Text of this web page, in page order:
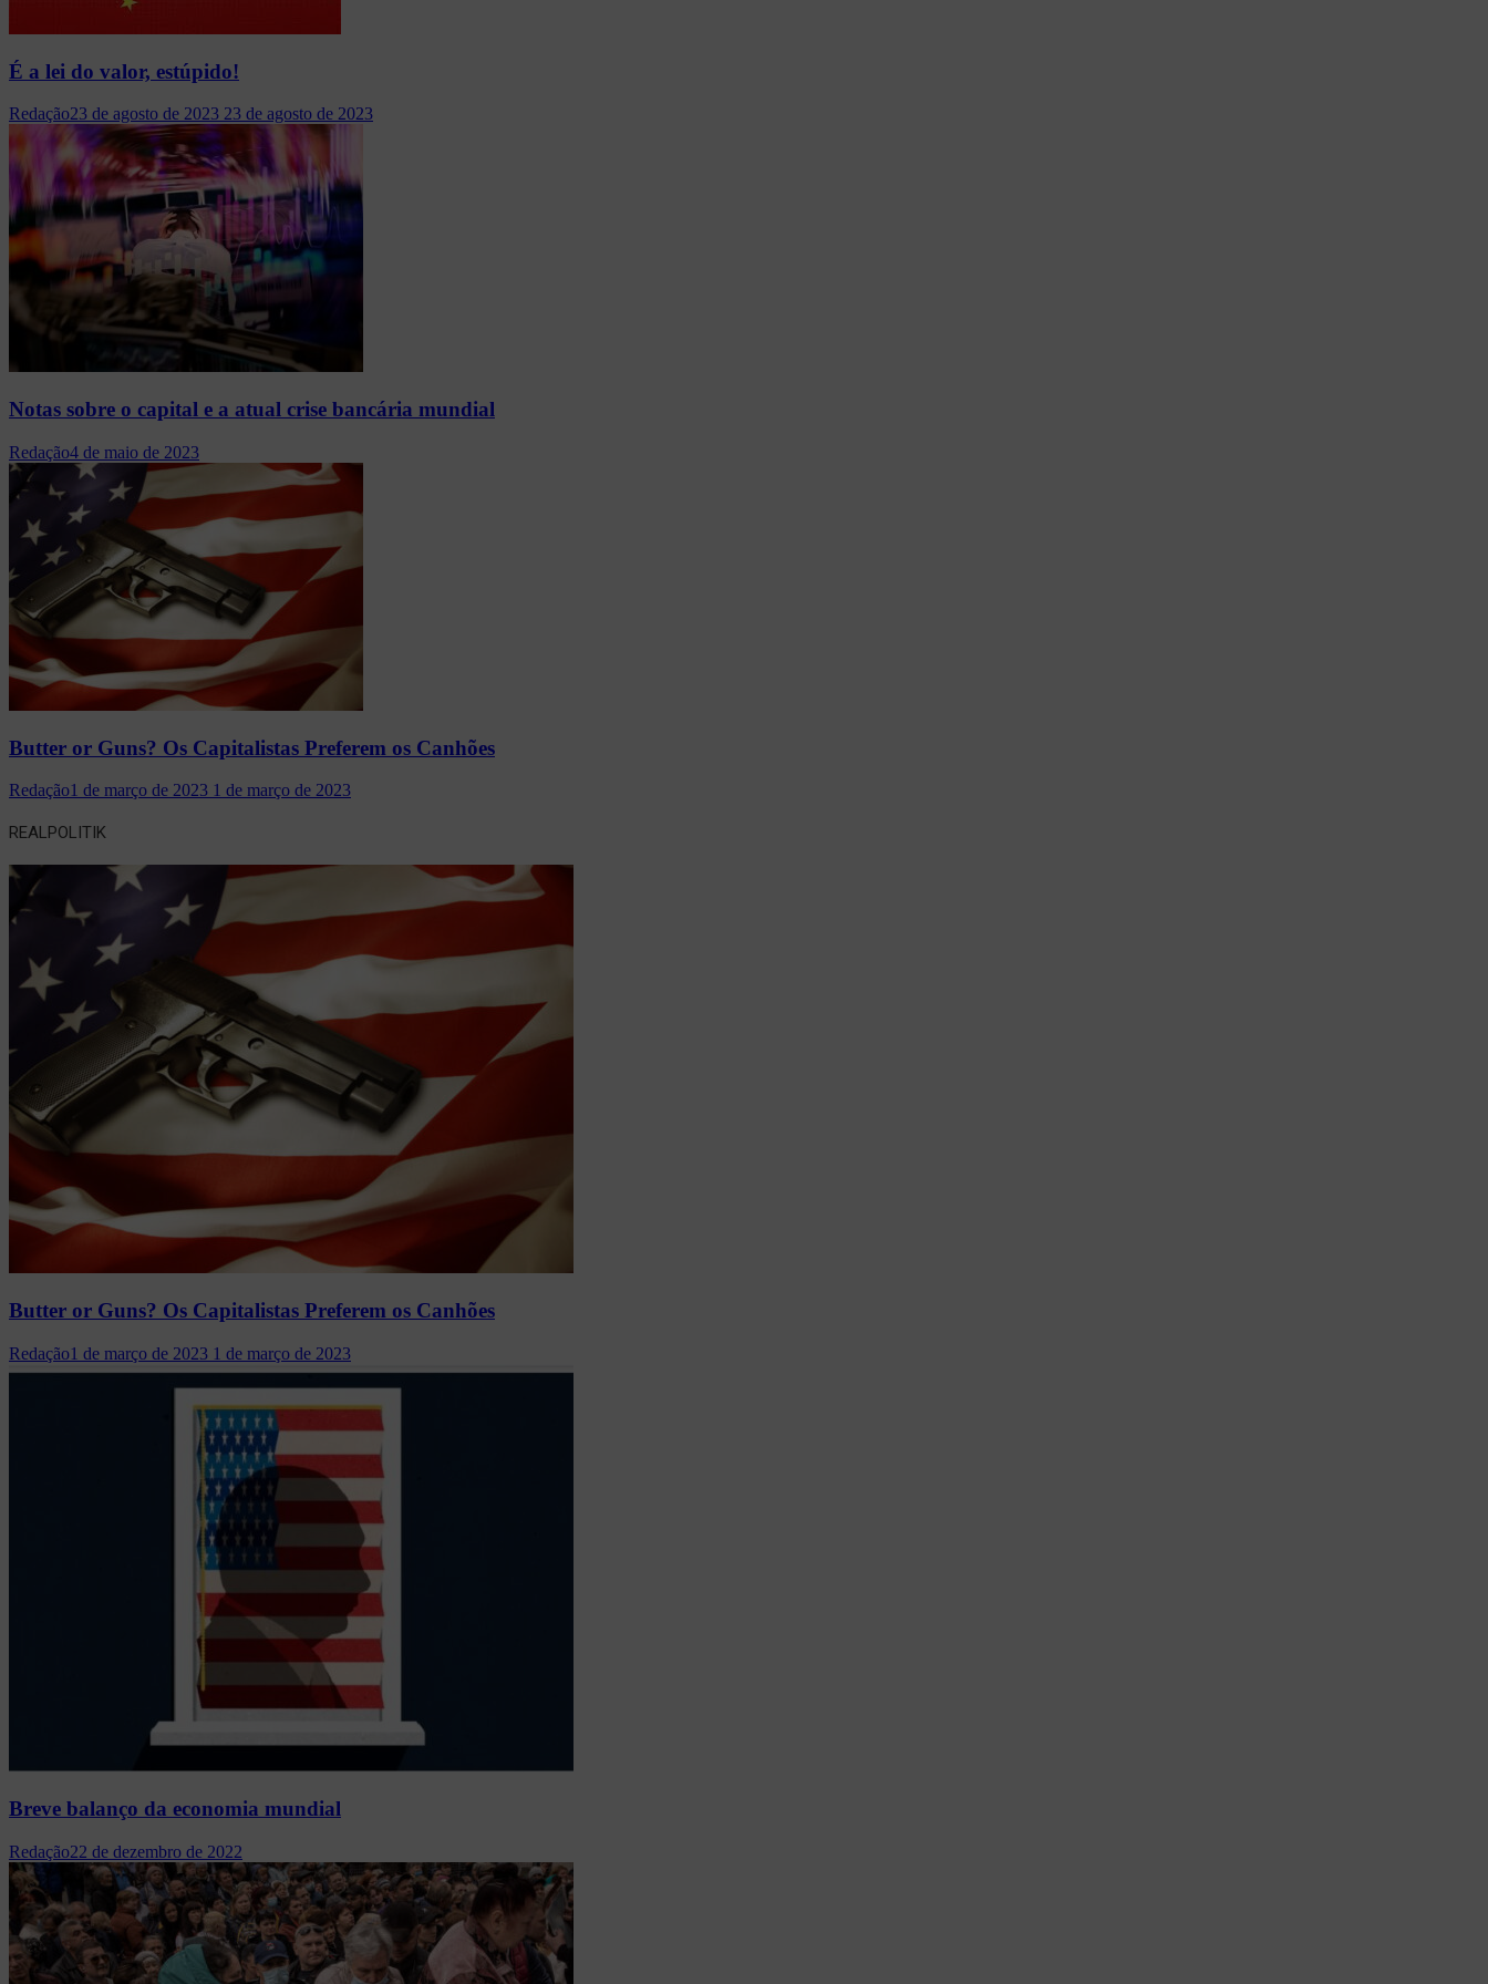
É a lei do valor, estúpido!
Redação23 de agosto de 2023 23 de agosto de 2023
Notas sobre o capital e a atual crise bancária mundial
Redação4 de maio de 2023
Butter or Guns? Os Capitalistas Preferem os Canhões
Redação1 de março de 2023 1 de março de 2023
REALPOLITIK
Butter or Guns? Os Capitalistas Preferem os Canhões
Redação1 de março de 2023 1 de março de 2023
Breve balanço da economia mundial
Redação22 de dezembro de 2022